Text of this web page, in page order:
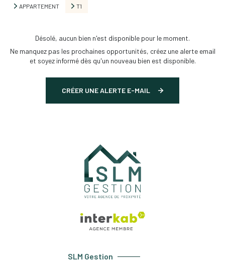
APPARTEMENT
T1
Désolé, aucun bien n'est disponible pour le moment.
Ne manquez pas les prochaines opportunités, créez une alerte email
et soyez informé dès qu'un nouveau bien est disponible.
CRÉER UNE ALERTE E-MAIL
SLM Gestion